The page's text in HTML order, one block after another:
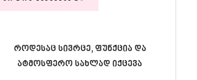
როდესაც სივრცე, ფუნქცია და
ატმოსფერო სახლად იქცევა